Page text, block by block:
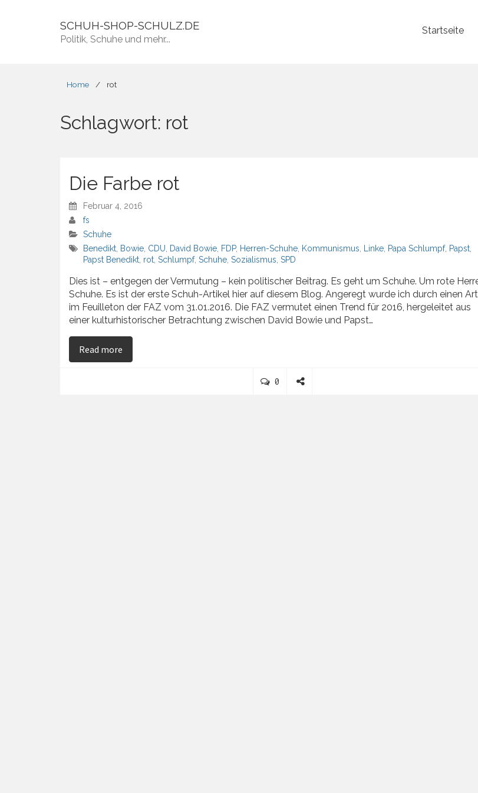
Startseite
SCHUH-SHOP-SCHULZ.DE
Politik, Schuhe und mehr...
Home / rot
Schlagwort: rot
Die Farbe rot
Februar 4, 2016
fs
Schuhe
Benedikt Bowie CDU David Bowie FDP, Herren-Schuhe Kommunismus Linke Papa Schlumpf, Papst
Papst Benedikt rot Schlumpf, Schuhe Sozialismus SPD
Dies ist – entgegen der Vermutung – kein politischer Beitrag. Es geht um Schuhe. Um rote
Schuhe. Es ist der erste Schuh-Artikel hier auf diesem Blog. Angeregt wurde ich durch einen
im Feuilleton der FAZ vom 31.01.2016. Die FAZ vermutet einen Trend für 2016, hergeleitet aus
einer kulturhistorischer Betrachtung zwischen David Bowie und Papst…
Read more
0C